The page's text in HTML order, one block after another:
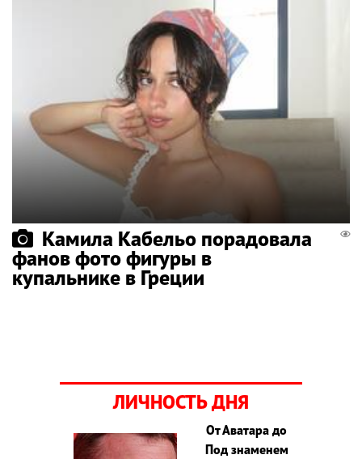
Камила Кабельо порадовала
фанов фото фигуры в
купальнике в Греции
ЛИЧНОСТЬ ДНЯ
От Аватара до
Под знаменем